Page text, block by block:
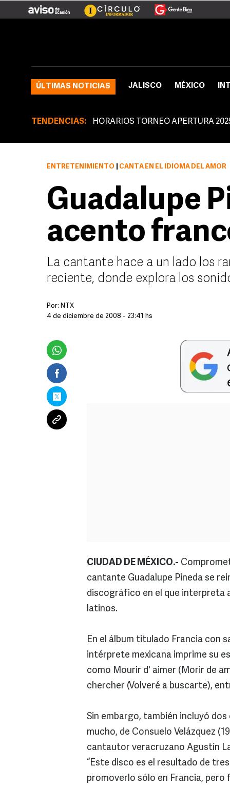
ÚLTIMAS NOTICIAS JALISCO MÉXICO
TENDENCIAS: HORARIOS TORNEO APERTURA
ENTRETENIMIENTO CANTA EN EL IDIOMA DEL AMOR
Guadalupe
acento
La cantante hace a un lado los
reciente, donde explora los
Por: NTX
4 de diciembre de 2008 - 23:41 hs
CIUDAD DE MÉXICO.-
cantante Guadalupe Pineda se
discográfico en el que interpreta
latinos.
En el álbum titulado Francia con
intérprete mexicana imprime su
como Mourir d' aimer (Morir de
chercher (Volveré a buscarte),
Sin embargo, también incluyó
mucho, de Consuelo Velázquez
cantautor veracruzano Agustín
“Este disco es el resultado de
promoverlo sólo en Francia, pero